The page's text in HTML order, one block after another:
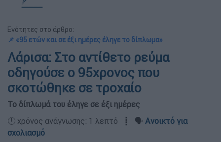
Ενότητες στο άρθρο:
📌 «95 ετών και σε έξι ημέρες έληγε το δίπλωμα»
Λάρισα: Στο αντίθετο ρεύμα
οδηγούσε ο 95χρονος που
σκοτώθηκε σε τροχαίο
Το δίπλωμά του έληγε σε έξι ημέρες
🕛 χρόνος ανάγνωσης: 1 λεπτό ┋ 🗣️ Ανοικτό για
σχολιασμό